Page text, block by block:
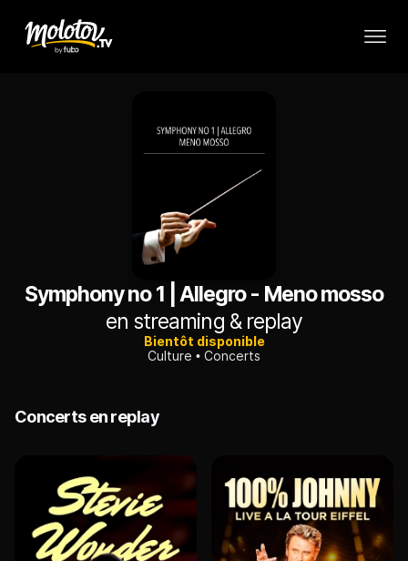
Symphony no 1 | Allegro - Meno mosso
en streaming & replay
Bientôt disponible
Culture
Concerts
Concerts en replay